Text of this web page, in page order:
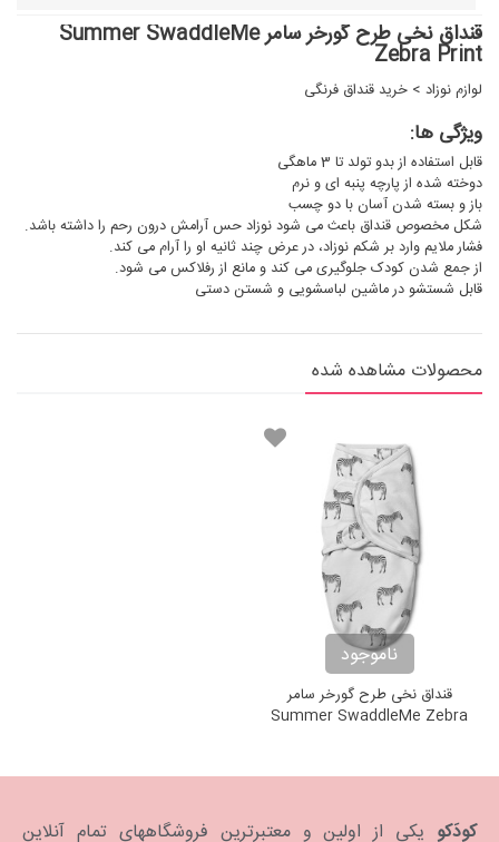
قنداق نخی طرح گورخر سامر Summer SwaddleMe
Zebra Print
لوازم نوزاد > خرید قنداق فرنگی
ویژگی ها:
قابل استفاده از بدو تولد تا 3 ماهگی
دوخته شده از پارچه پنبه ای و نرم
باز و بسته شدن آسان با دو چسب
شکل مخصوص قنداق باعث می شود نوزاد حس آرامش درون رحم را داشته باشد.
فشار ملایم وارد بر شکم نوزاد، در عرض چند ثانیه او را آرام می کند.
از جمع شدن کودک جلوگیری می کند و مانع از رفلاکس می شود.
قابل شستشو در ماشین لباسشویی و شستن دستی
محصولات مشاهده شده
ناموجود
قنداق نخی طرح گورخر سامر
Summer SwaddleMe Zebra
کودَکو یکی از اولین و معتبرترین فروشگاههای تمام آنلاین